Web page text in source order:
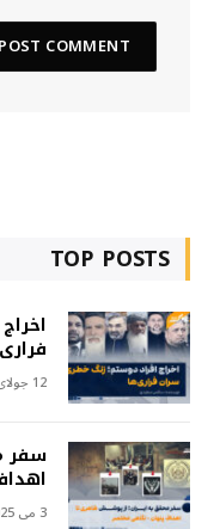
TOP POSTS
12 جولای 2024
سفر
3 می 2025